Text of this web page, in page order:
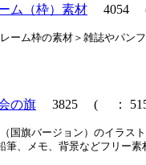
ム（枠）素材 4054
ーム枠の素材＞雑誌やパン
の旗 3825 ( ：
国旗バージョン）のイラス
、メモ、背景などフリー素